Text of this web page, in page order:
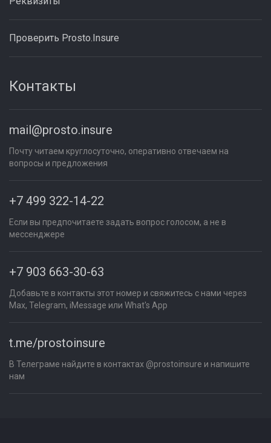
Проверить Prosto.Insure
Контакты
mail@prosto.insure
Почту читаем круглосуточно, оперативно отвечаем на
вопросы и предложения
+7 499 322-14-22
Если вы предпочитаете задать вопрос голосом, а не в
мессенджере
+7 903 663-30-63
Добавьте в контакты этот номер и свяжитесь с нами через
Max, Telegram, iMessage или What's App
t.me/prostoinsure
В Телеграме найдите в контактах @prostoinsure и напишите
нам